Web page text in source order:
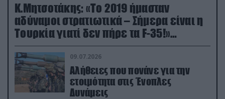
Κ.Μητσοτάκης: «Το 2019 ήμασταν
αδύναμοι στρατιωτικά – Σήμερα είναι η
Τουρκία γιατί δεν πήρε τα F-35!»
(βίντεο)
09.07.2026
Αλήθειες που πονάνε για την
ετοιμότητα στις Ένοπλες
Δυνάμεις